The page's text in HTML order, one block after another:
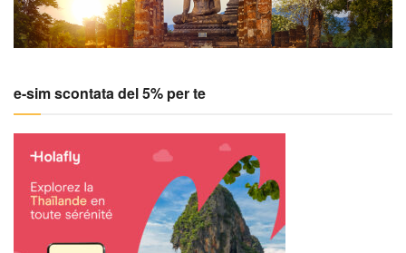
e-sim scontata del 5% per te